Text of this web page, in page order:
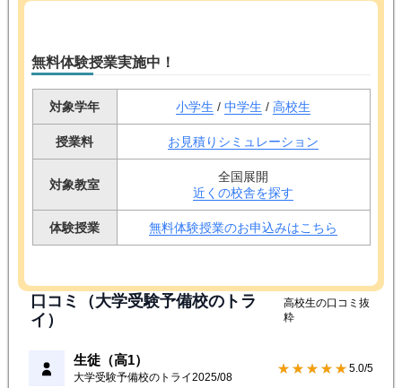
無料体験授業実施中！
対象学年 小学生 / 中学生 / 高校生
授業料 お見積りシミュレーション
対象教室
全国展開
近くの校舎を探す
体験授業 無料体験授業のお申込みはこちら
口コミ（大学受験予備校のトラ
イ）
高校生の口コミ抜
粋
生徒（高1）
大学受験予備校のトライ2025/08
★★★★★ 5.0/5